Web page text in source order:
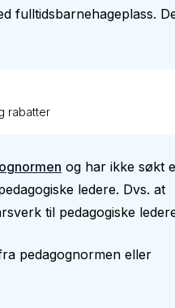
fulltidsbarnehageplass.
rabatter
og har ikke søkt
ledere. Dvs. at
til pedagogiske
pedagognormen eller